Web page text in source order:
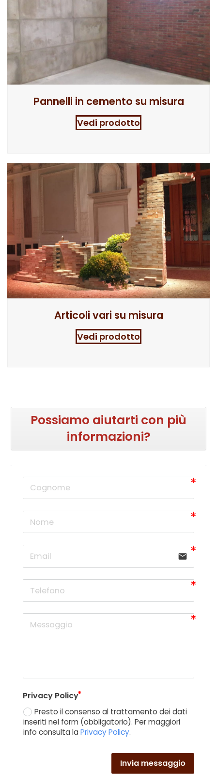
Pannelli in cemento su misura
Vedi prodotto
Articoli vari su misura
Vedi prodotto
Possiamo aiutarti con più
informazioni?
email
Privacy Policy
Presto il consenso al trattamento dei dati
inseriti nel form (obbligatorio). Per maggiori
info consulta laPrivacy Policy.
Invia messaggio